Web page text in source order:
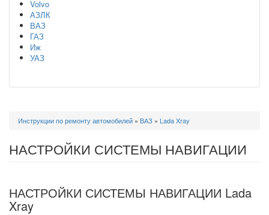
Volvo
АЗЛК
ВАЗ
ГАЗ
Иж
УАЗ
Вы
Инструкции по ремонту автомобилей » ВАЗ » Lada Xray
НАСТРОЙКИ СИСТЕМЫ НАВИГАЦИИ
НАСТРОЙКИ СИСТЕМЫ НАВИГАЦИИ Lada
Xray